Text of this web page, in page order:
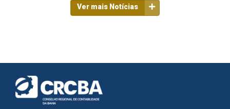
Ver mais Notícias